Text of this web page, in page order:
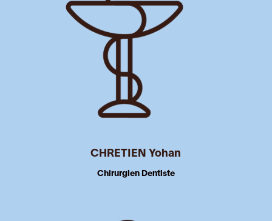
CHRETIEN Yohan
Chirurgien Dentiste